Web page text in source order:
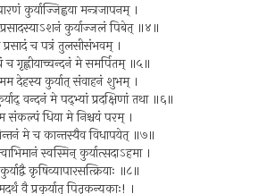
कुर्याज्जिह्वया मन्त्रजापनम् ।
कुर्याज्जलं पिबेत् ॥४॥
च पत्रं तुलसीसंभवम् ।
च गृह्णीयाच्चन्दनं मे समर्पितम् ॥५॥
देहस्य कुर्यात् संवाहनं शुभम् ।
वन्दनं मे पद्भ्यां प्रदक्षिणां तथा ॥६॥
संकल्पं धिया मे निश्चयं परम् ।
मे च कान्तस्यैव विधापयेत् ॥७॥
स्वस्मिन् कुर्यात्सदाऽहमा ।
कृषिव्यापारसत्क्रियाः ॥८॥
वै प्रकुर्यात् पितृकन्यकाः! ।